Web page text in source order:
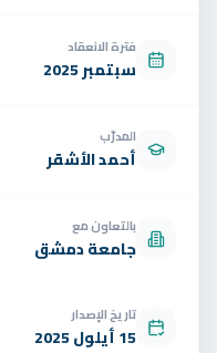
فترة الانعقاد
سبتمبر 2025
المدرّب
أحمد الأشقر
بالتعاون مع
جامعة دمشق
تاريخ الإصدار
15 أيلول 2025